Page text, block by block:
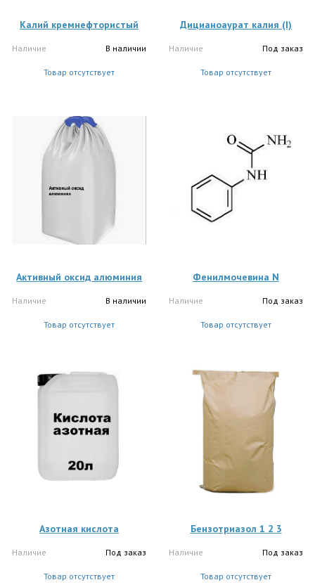
Калий кремнефтористый
Наличие В наличии
Товар отсутствует
Дицианоаурат калия (I)
Наличие Под заказ
Товар отсутствует
Активный оксид алюминия
Наличие В наличии
Товар отсутствует
Фенилмочевина N
Наличие Под заказ
Товар отсутствует
Азотная кислота
Наличие Под заказ
Товар отсутствует
Бензотриазол 1 2 3
Наличие Под заказ
Товар отсутствует